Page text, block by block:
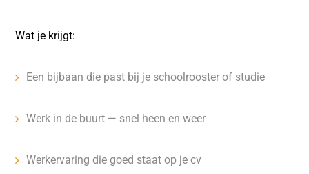
Wat je krijgt:
Een bijbaan die past bij je schoolrooster of studie
Werk in de buurt — snel heen en weer
Werkervaring die goed staat op je cv